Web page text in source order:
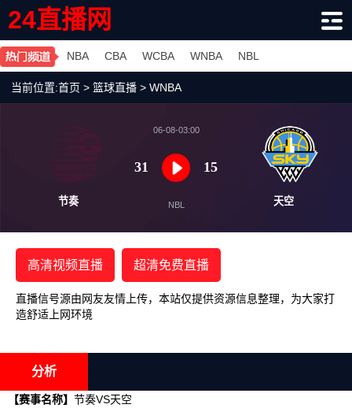
24直播网
NBA CBA WCBA WNBA NBL
当前位置:首页 > 篮球直播 > WNBA
节奏
06-08-03:00
31
NBL
高清视频直播 超清免费直播
直播信号源由网友友情上传，本站仅提供资源信息整理，为大家打
造舒适上网环境
分析
【赛事名称】 节奏VS天空